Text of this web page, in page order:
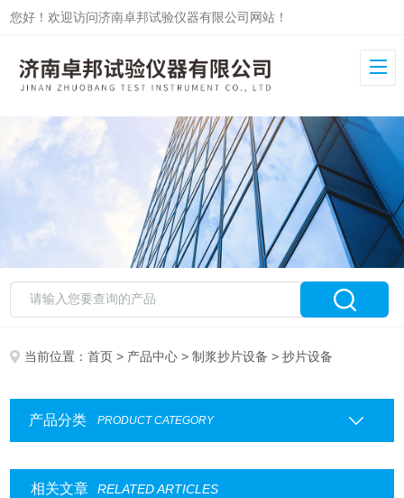
您好！欢迎访问济南卓邦试验仪器有限公司网站！
当前位置：首页 > 产品中心 >制浆抄片设备 > 抄片设备
产品分类 PRODUCT CATEGORY
相关文章 RELATED ARTICLES